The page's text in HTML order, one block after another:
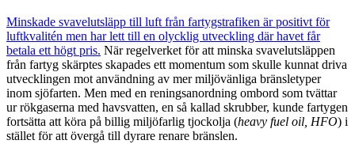
Minskade svavelutsläpp till luft från fartygstrafiken är positivt för
luftkvalitén men har lett till en olycklig utveckling där havet får
betala ett högt pris. När regelverket för att minska svavelutsläppen
från fartyg skärptes skapades ett momentum som skulle kunnat driva
utvecklingen mot användning av mer miljövänliga bränsletyper
inom sjöfarten. Men med en reningsanordning ombord som tvättar
ur rökgaserna med havsvatten, en så kallad skrubber, kunde fartygen
fortsätta att köra på billig miljöfarlig tjockolja (heavy fuel oil, HFO) i
stället för att övergå till dyrare renare bränslen.